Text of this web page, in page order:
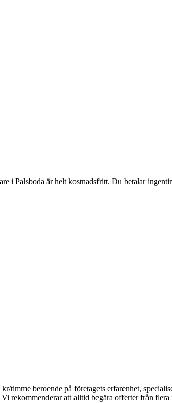
i Palsboda är helt kostnadsfritt. Du betalar
timme beroende på företagets erfarenhet,
rekommenderar att alltid begära offerter från